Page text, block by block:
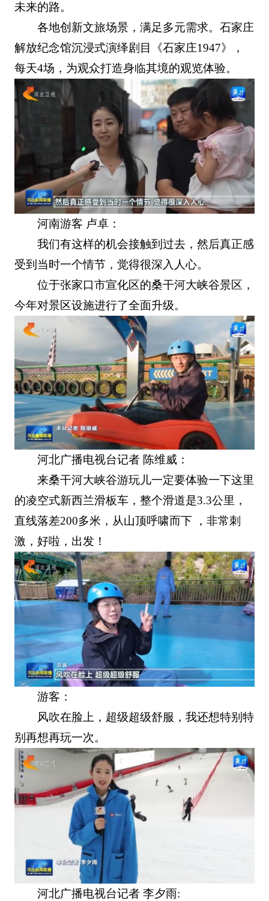
未来的路。
各地创新文旅场景，满足多元需求。石家庄
解放纪念馆沉浸式演绎剧目《石家庄1947》，
每天4场，为观众打造身临其境的观览体验。
河南游客 卢卓：
我们有这样的机会接触到过去，然后真正感
受到当时一个情节，觉得很深入人心。
位于张家口市宣化区的桑干河大峡谷景区，
今年对景区设施进行了全面升级。
河北广播电视台记者 陈维威：
来桑干河大峡谷游玩儿一定要体验一下这里
的凌空式新西兰滑板车，整个滑道是3.3公里，
直线落差200多米，从山顶呼啸而下 ，非常刺
激，好啦，出发！
游客：
风吹在脸上，超级超级舒服，我还想特别特
别再想再玩一次。
河北广播电视台记者 李夕雨: